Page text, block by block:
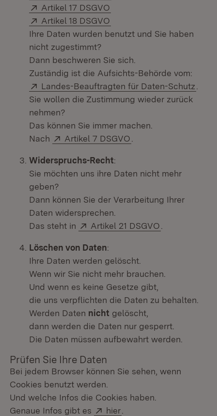
Extern:
Artikel 17 DSGVO
Extern:
Artikel 18 DSGVO
Ihre Daten wurden benutzt und Sie haben
nicht zugestimmt?
Dann beschweren Sie sich.
Zuständig ist die Aufsichts-Behörde vom:
Extern:
Landes-Beauftragten für Daten-Schutz
Sie wollen die Zustimmung wieder zurück
nehmen?
Das können Sie immer machen.
Nach
Extern:
Artikel 7 DSGVO
Widerspruchs-Recht:
Sie möchten uns ihre Daten nicht mehr
geben?
Dann können Sie der Verarbeitung Ihrer
Daten widersprechen.
Das steht in
Extern:
Artikel 21 DSGVO
Löschen von Daten:
Ihre Daten werden gelöscht.
Wenn wir Sie nicht mehr brauchen.
Und wenn es keine Gesetze gibt,
die uns verpflichten die Daten zu behalten.
Werden Daten nicht gelöscht,
dann werden die Daten nur gesperrt.
Die Daten müssen aufbewahrt werden.
Prüfen Sie Ihre Daten
Bei jedem Browser können Sie sehen, wenn
Cookies benutzt werden.
Und welche Infos die Cookies haben.
Genaue Infos gibt es
Extern:
hier